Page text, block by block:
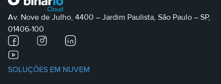
Av. Nove de Julho, 4400 – Jardim Paulista, São Paulo – SP,
01406-100
SOLUÇÕES EM NUVEM